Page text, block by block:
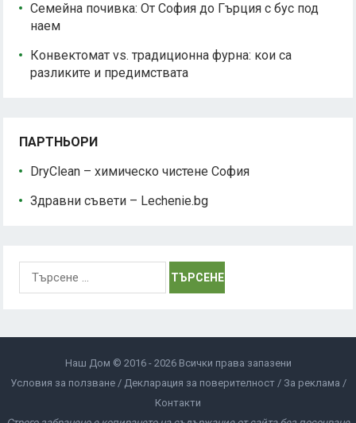
Семейна почивка: От София до Гърция с бус под
наем
Конвектомат vs. традиционна фурна: кои са
разликите и предимствата
ПАРТНЬОРИ
DryClean – химическо чистене София
Здравни съвети – Lechenie.bg
Търсене
Наш Дом © 2016 - 2026 Всички права запазени
Условия за ползване
Декларация за поверителност
За реклама
Контакти